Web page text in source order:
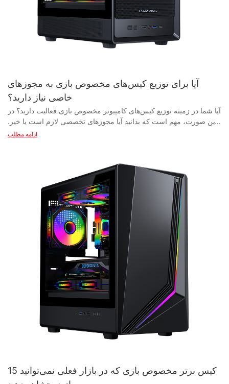
آیا برای توزیع کیس‌های مخصوص بازی به مجوزهای
خاصی نیاز دارید؟
آیا شما در زمینه توزیع کیس‌های کامپیوتر مخصوص بازی فعالیت دارید؟ در این صورت، مهم است که بدانید آیا مجوزهای تخصصی لازم است یا خیر. در این مقاله، ما مقررات و الزامات مربوط به توزیع کیس‌های کامپیوتر مخصوص بازی را بررسی خواهیم کرد تا به شما در پیمایش این جنبه از صنعت کمک کنیم. برای اطمینان از رعایت قوانین و آمادگی برای موفقیت در تلاش‌های تجاری خود، ادامه مطلب را بخوانید. - آشنایی با مقررات مربوط به توزیع کیس‌های مخصوص بازی کامپیوتر وقتی صحبت از توزیع کیس‌های مخصوص بازی می‌شود، درک مقررات و الزاماتی که برای اطمینان از رعایت قانون وجود دارد، بسیار مهم است. کیس‌های مخصوص بازی محصولی محبوب در بین گیمرها و علاقه‌مندان به کامپیوتر هستند و بازار این کیس‌ها به سرعت در حال رشد است. به عنوان یک توزیع‌کننده یا خرده‌فروش، آگاهی از قوانین و مقررات حاکم بر فروش و توزیع کیس‌های مخصوص بازی برای جلوگیری از هرگونه مشکل قانونی بسیار مهم است. یکی از جنبه‌های کلیدی که هنگام توزیع کیس‌های کامپیوتر مخصوص بازی باید در نظر گرفته شود، نیاز به مجوزهای ویژه است. در بیشتر موارد، برای توزیع کیس‌های کامپیوتر مخصوص بازی نیازی به مجوز ویژه ندارید، زیرا آنها یک محصول مصرفی استاندارد محسوب می‌شوند. با این حال، بسته به مواد مورد استفاده در ساخت کیس و همچنین هرگونه الزامات ایمنی خاصی که باید رعایت شود، مقررات خاصی وجود دارد که ممکن است اعمال شود. هنگام تهیه کیس‌های مخصوص بازی از یک تولیدکننده یا تأمین‌کننده، اطمینان از مطابقت آنها با استانداردها و مقررات صنعت ضروری است. این شامل اطمینان از ایمن بودن مواد مورد استفاده در ساخت کیس و عدم ایجاد هیچ گونه خطری برای سلامتی مصرف‌کنندگان می‌شود. علاوه بر این، تأیید اینکه تولیدکننده یا تأمین‌کننده دارای گواهینامه‌ها و اسناد لازم برای اثبات کیفیت و ایمنی محصولات خود است، مهم است. به عنوان یک توزیع‌کننده، مسئولیت شما این است که اطمینان حاصل کنید کیس‌های کامپیوتر بازی که می‌فروشید، تمام مقررات و استانداردهای مربوطه را رعایت می‌کنند. این شامل بررسی هرگونه فراخوان یا هشدارهای ایمنی مربوط به محصول و همچنین اطمینان از مطابقت بسته‌بندی و برچسب‌گذاری با الزامات قانونی است. عدم رعایت این مقررات می‌تواند منجر به جریمه یا اقدام قانونی شود، بنابراین جدی گرفتن این قوانین بسیار مهم است. علاوه بر مقررات مربوط به توزیع کیس‌های کامپیوتر مخصوص بازی، در نظر گرفتن چشم‌انداز رقابتی و روندهای بازار نیز مهم است. بازار کیس‌های کامپیوتر مخصوص بازی بسیار رقابتی است و بسیاری از تولیدکنندگان و تأمین‌کنندگان برای سهم بازار با هم رقابت می‌کنند. برای موفقیت در این بازار رقابتی، به‌روز ماندن در مورد آخرین روندها و نوآوری‌ها در طراحی کیس کامپیوتر مخصوص بازی بسیار مهم است. علاوه بر این، ایجاد روابط قوی با تولیدکنندگان و تأمین‌کنندگان معتبر کیس کامپیوتر مخصوص بازی برای موفقیت در این صنعت بسیار مهم است. همکاری نزدیک با شرکای مورد اعتماد می‌تواند به شما اطمینان دهد که محصولات با کیفیتی را به مشتریان خود ارائه می‌دهید، ضمن اینکه دسترسی به جدیدترین طرح‌ها و فناوری‌ها در کیس‌های کامپیوتر مخصوص بازی را نیز برای شما فراهم می‌کند. در مجموع، درک مقررات مربوط به توزیع کیس‌های بازی برای موفقیت در این بازار ضروری است. با اطمینان از رعایت استانداردهای صنعت و همکاری با تولیدکنندگان و تأمین‌کنندگان معتبر، می‌توانید به خود مزیت رقابتی بدهید و کیس‌های بازی با کیفیت بالا را به مشتریان خود ارائه دهید. - بررسی انواع مختلف مجوزهای مورد نیاز برای توزیع کیس‌های مخصوص بازی وقتی صحبت از توزیع کیس‌های کامپیوتر مخصوص بازی می‌شود، انواع مختلفی از مجوزها وجود دارد که ممکن است برای فروش قانونی این محصولات به آنها نیاز داشته باشید. کیس‌های کامپیوتر مخصوص بازی، سخت‌افزارهای کامپیوتری تخصصی هستند که برای جای دادن اجزای بازی با کارایی بالا و فراهم کردن جریان هوای بهینه برای خنک‌سازی طراحی شده‌اند. با افزایش محبوبیت بازی، تقاضای زیادی برای کیس‌های کامپیوتر مخصوص بازی وجود دارد که آن را به بازاری پرسود برای تأمین‌کنندگان و تولیدکنندگان تبدیل می‌کند. یکی از اولین مجوزهایی که ممکن است لازم باشد در نظر بگیرید، مجوز کسب و کار است که به شما امکان می‌دهد به طور قانونی به عنوان تأمین‌کننده یا تولیدکننده کیس کامپیوتر بازی فعالیت کنید. این مجوز معمولاً از دولت محلی شما اخذ می‌شود و تضمین می‌کند که شما مطابق با تمام قوانین و مقررات، کسب و کار خود را انجام می‌دهید. همچنین کسب و کار شما را به عنوان یک نهاد قانونی تثبیت می‌کند که برای ایجاد اعتماد با مشتریان و سایر مشاغل ضروری است. علاوه بر مجوز کسب و کار، اگر قصد فروش کیس‌های کامپیوتر بازی به فروشگاه‌های خرده‌فروشی یا مستقیماً به مصرف‌کنندگان را دارید، ممکن است به مجوز فروش مجدد نیز نیاز داشته باشید. این مجوز به شما اجازه می‌دهد مالیات فروش محصولاتی را که می‌فروشید، جمع‌آوری کنید، که طبق قانون در اکثر ایالت‌ها الزامی است. بدون مجوز فروش مجدد، ممکن است به دلیل عدم گزارش و ارسال صحیح مالیات فروش، مشمول جریمه و عواقب قانونی شوید. علاوه بر این، اگر کیس‌های کامپیوتر مخصوص بازی را از تأمین‌کنندگان خارجی وارد می‌کنید، ممکن است نیاز به اخذ مجوز واردات از سازمان‌های دولتی مربوطه داشته باشید. این مجوز تضمین می‌کند که شما از تمام مقررات و تعرفه‌های واردات و همچنین هرگونه استاندارد ایمنی محصول که ممکن است در مورد کیس‌های کامپیوتر مخصوص بازی اعمال شود، پیروی می‌کنید. مجوزهای واردات معمولاً برای مشاغلی که در تجارت بین‌المللی کالا فعالیت دارند، لازم است و عدم اخذ آن می‌تواند منجر به تأخیر و هزینه‌های اضافی شود. یکی دیگر از نکات مهم هنگام توزیع کیس‌های بازی، اخذ گواهینامه‌های لازم برای اثبات کیفیت و ایمنی محصولات شماست. به عنوان مثال، برخی از کیس‌های بازی ممکن است نیاز به رعایت استانداردهای صنعتی برای تداخل الکترومغناطیسی (EMI) و سازگاری الکترومغناطیسی (EMC) داشته باشند تا از عدم تداخل آنها با سایر دستگاه‌های الکترونیکی اطمینان حاصل شود. این گواهینامه‌ها معمولاً توسط آزمایشگاه‌های آزمایش مستقل صادر می‌شوند و نشان می‌دهند که محصولات شما استانداردهای لازم برای عملکرد و ایمنی را برآورده می‌کنند. به عنوان یک تأمین‌کننده یا تولیدکننده کیس کامپیوتر مخصوص بازی، مهم است که برای محافظت از کسب‌وکارتان در برابر دعاوی و ادعاهای احتمالی، بیمه مسئولیت مدنی را نیز در نظر بگیرید. این نوع بیمه در صورتی که مشتری در نتیجه استفاده از محصولات شما آسیب ببیند یا خسارت مالی ببیند، پوشش می‌دهد. در بازار رقابتی کامپیوترهای مخصوص بازی، داشتن بیمه مسئولیت مدنی می‌تواند به شما آرامش خاطر بدهد و کسب‌وکارتان را از ضررهای مالی محافظت کند. در پایان، توزیع کیس‌های کامپیوتر مخصوص بازی می‌تواند یک سرمایه‌گذاری تجاری سودآور باشد، اما نیاز به بررسی دقیق مجوزها و گواهینامه‌های مختلفی دارد که ممکن است مورد نیاز باشند. با اخذ مجوزها، گواهینامه‌ها و بیمه‌های مناسب، می‌توانید اطمینان حاصل کنید که کسب و کار شما به صورت قانونی و مسئولانه در بازار کامپیوتر مخصوص بازی فعالیت می‌کند. چه شما یک تأمین‌کننده یا تولیدکننده کیس کامپیوتر مخصوص بازی باشید، رعایت مقررات و استانداردهای صنعت برای موفقیت در این صنعت رقابتی ضروری است. - بررسی فرآیند اخذ مجوزهای ویژه برای توزیع کیس کامپیوتر مخصوص بازی کیس‌های مخصوص بازی در سال‌های اخیر به طور فزاینده‌ای محبوب شده‌اند، زیرا افراد بیشتری روی تجهیزات بازی با کارایی بالا سرمایه‌گذاری می‌کنند. با افزایش تقاضا برای این محصولات تخصصی، بسیاری از کارآفرینان به دنبال ورود به بازار به عنوان تأمین‌کننده یا تولیدکننده کیس‌های مخصوص بازی هستند. با این حال، یکی از جنبه‌هایی که اغلب نادیده گرفته می‌شود، فرآیند اخذ مجوزهای ویژه برای توزیع کیس‌های مخصوص بازی است. برای توزیع قانونی کیس‌های مخصوص بازی، بسیار مهم است که تأمین‌کنندگان و تولیدکنندگان، الزامات صدور مجوز در منطقه خود را درک کنند. این مقررات از کشوری به کشور دیگر و حتی از ایالتی به ایالت دیگر متفاوت است، بنابراین انجام تحقیقات کامل قبل از شروع کسب و کار در این صنعت بسیار مهم است. یکی از مجوزهای کلیدی که ممکن است برای توزیع کیس‌های کامپیوتر مخصوص بازی مورد نیاز باشد، مجوز کسب و کار است. این مجوز برای اداره قانونی یک کسب و کار ضروری است و ممکن است شامل ثبت نام در سازمان‌های دولتی مربوطه باشد. علاوه بر مجوز عمومی کسب و کار، تأمین‌کنندگان و تولیدکنندگان ممکن است بسته به قوانین حوزه قضایی خود، به مجوزهای خاص صنعت، مانند مجوز فناوری یا الکترونیک نیز نیاز داشته باشند. یکی دیگر از ملاحظات مهم هنگام دریافت مجوزهای ویژه برای توزیع کیس کامپیوتر مخصوص بازی، اطمینان از رعایت مقررات ایمنی است. کیس‌های کامپیوتر مخصوص بازی حاوی قطعات الکترونیکی حساسی هستند و اطمینان از مطابقت آنها با استانداردهای صنعتی برای ایمنی و کیفیت بسیار مهم است. این امر ممکن است شامل اخذ گواهینامه از نهادهای نظارتی مانند کمیسیون ارتباطات فدرال (FCC) یا آزمایشگاه‌های تحت پوشش (UL) باشد. علاوه بر این، تأمین‌کنندگان و تولیدکنندگان ممکن است برای توزیع کیس‌های بازی کامپیوتری که ممکن است توسط پتنت‌ها یا علائم تجاری محافظت شوند، نیاز به اخذ مجوزهای مالکیت معنوی داشته باشند. این امر به ویژه در صنعت فناوری، جایی که حقوق مالکیت معنوی به شدت محافظت می‌شود، بسیار مهم است. تأمین‌کنندگان و تولیدکنندگان باید از هرگونه نقض احتمالی آگاه باشند و برای جلوگیری از چالش‌های قانونی، اقدامات لازم را برای اخذ مجوزهای لازم انجام دهند. به طور خلاصه، طی کردن فرآیند اخذ مجوزهای ویژه برای توزیع کیس کامپیوتر بازی می‌تواند فرآیندی پیچیده و زمان‌بر باشد. تأمین‌کنندگان و تولیدکنندگان باید آماده باشند تا تحقیقات کاملی انجام دهند و از رعایت تمام مقررات مربوطه اطمینان حاصل کنند تا بتوانند به صورت قانونی و اخلاقی در این صنعت رقابتی فعالیت کنند. با درک الزامات صدور مجوز و انجام اقدامات لازم برای اخذ مجوزهای مناسب، کارآفرینان می‌توانند خود را برای موفقیت در بازار رو به رشد کیس‌های کامپیوتر بازی آماده کنند. - عواملی که باید هنگام درخواست مجوز برای توزیع کیس‌های مخصوص بازی در نظر بگیرید کیس‌های مخصوص بازی به دلیل توانایی‌شان در پشتیبانی از قطعات با کارایی بالا و فراهم کردن جریان هوای بهینه برای خنک‌سازی، به طور فزاینده‌ای در بین علاقه‌مندان به بازی و متخصصان محبوب شده‌اند. با افزایش تقاضا برای این کیس‌های تخصصی، کسب و کارهای بیشتری به دنبال ورود به بازار به عنوان توزیع‌کننده هستند. با این حال، قبل از ورود به تجارت توزیع کیس‌های مخصوص بازی، در نظر گرفتن عواملی که هنگام درخواست مجوزهای لازم نقش دارند، مهم است. عواملی که باید در نظر گرفته شوند: ۱. تأمین‌کننده کیس کامپیوتر بازی: یکی از اولین عواملی که هنگام درخواست مجوز برای توزیع کیس‌های کامپیوتر بازی باید در نظر بگیرید، تأمین‌کننده است. همکاری با تأمین‌کنندگان معتبر و قابل اعتماد که می‌توانند محصولات با کیفیت بالا را به طور مداوم ارائه دهند، بسیار مهم است. این می‌تواند به شما اطمینان دهد که کیس‌های کامپیوتر بازی درجه یک را به مشتریان ارائه می‌دهید که انتظارات آنها را برآورده می‌کند. ۲. تولیدکننده کیس کامپیوتر بازی: یکی دیگر از عوامل مهم که باید در نظر گرفته شود، تولیدکننده کیس‌های کامپیوتر بازی است. همکاری با تولیدکنندگانی که سابقه اثبات‌شده‌ای در تولید محصولات با کیفیت بالا و رعایت استانداردهای صنعت دارند، ضروری است. با همکاری با تولیدکنندگان معتبر، می‌توانید اطمینان حاصل کنید که کیس‌های کامپیوتر بازی که توزیع می‌کنید، بادوام، قابل اعتماد و مطابق با مقررات هس
ادامه مطلب
15 کیس برتر مخصوص بازی که در بازار فعلی نمی‌توانید